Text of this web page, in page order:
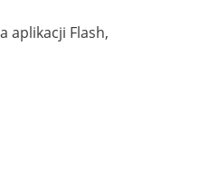
aplikacji Flash,